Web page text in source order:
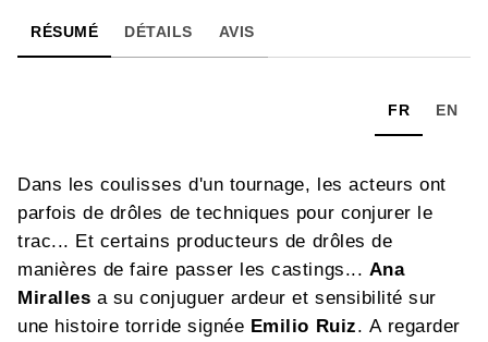
RÉSUMÉ DÉTAILS AVIS
FR EN
Dans les coulisses d'un tournage, les acteurs ont
parfois de drôles de techniques pour conjurer le
trac... Et certains producteurs de drôles de
manières de faire passer les castings... Ana
Miralles a su conjuguer ardeur et sensibilité sur
une histoire torride signée Emilio Ruiz. A regarder